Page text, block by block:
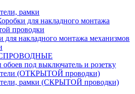
рамки
для накладного монтажа
проводки
накладного монтажа механизмов
под выключатель и розетку
(ОТКРЫТОЙ проводки)
рамки (СКРЫТОЙ проводки)